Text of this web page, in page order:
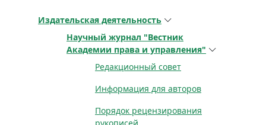
Издательская деятельность
Научный журнал "Вестник
Академии права и управления"
Редакционный совет
Информация для авторов
Порядок рецензирования